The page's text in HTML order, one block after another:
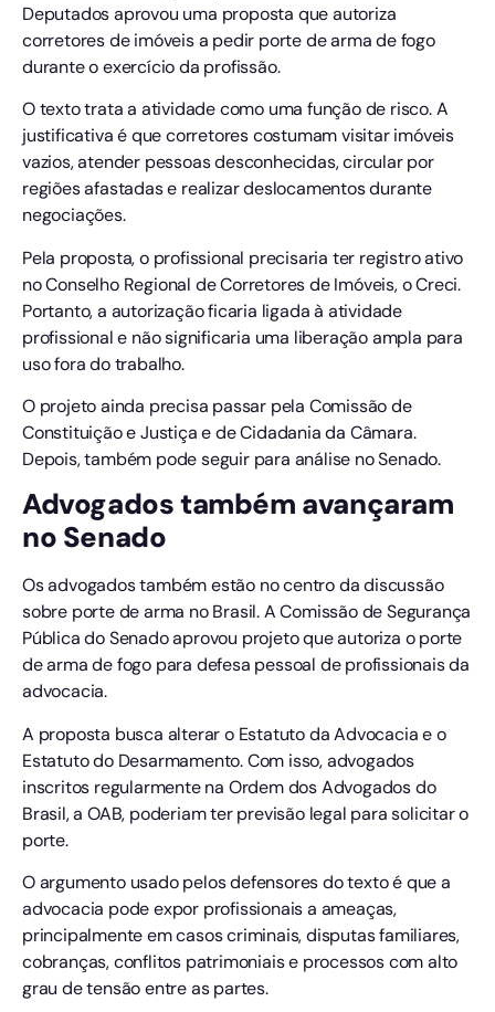
Deputados aprovou uma proposta que autoriza
corretores de imóveis a pedir porte de arma de fogo
durante o exercício da profissão.
O texto trata a atividade como uma função de risco. A
justificativa é que corretores costumam visitar imóveis
vazios, atender pessoas desconhecidas, circular por
regiões afastadas e realizar deslocamentos durante
negociações.
Pela proposta, o profissional precisaria ter registro ativo
no Conselho Regional de Corretores de Imóveis, o Creci.
Portanto, a autorização ficaria ligada à atividade
profissional e não significaria uma liberação ampla para
uso fora do trabalho.
O projeto ainda precisa passar pela Comissão de
Constituição e Justiça e de Cidadania da Câmara.
Depois, também pode seguir para análise no Senado.
Advogados também avançaram
no Senado
Os advogados também estão no centro da discussão
sobre porte de arma no Brasil. A Comissão de Segurança
Pública do Senado aprovou projeto que autoriza o porte
de arma de fogo para defesa pessoal de profissionais da
advocacia.
A proposta busca alterar o Estatuto da Advocacia e o
Estatuto do Desarmamento. Com isso, advogados
inscritos regularmente na Ordem dos Advogados do
Brasil, a OAB, poderiam ter previsão legal para solicitar o
porte.
O argumento usado pelos defensores do texto é que a
advocacia pode expor profissionais a ameaças,
principalmente em casos criminais, disputas familiares,
cobranças, conflitos patrimoniais e processos com alto
grau de tensão entre as partes.